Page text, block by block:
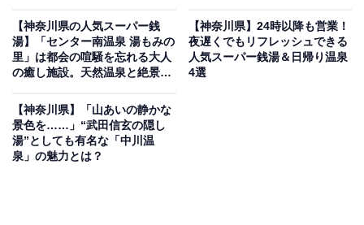
全館バリアフリー設計の施設で、ナトリウム-炭酸水素塩
泉の非常に濃い「黒湯」が自慢です。週替わりで交代す
る1・2階の浴場には温泉の露天風呂・源泉の水風呂・サ
ウナのほか、ミルキーバスやハイパワージェットバスも
完備しています。横浜市営地下鉄「弘明寺駅」より徒歩
3分の好立地で、平日・土日祝ともに550円です。
【神奈川県の人気スーパー銭
湯】「センター南温泉 湯もみの
里」は都会の喧騒を忘れる大人
の癒し施設。天然温泉と絶景足
【神奈川県】24時以降も営業！
夜遅くでもリフレッシュできる
人気スーパー銭湯＆日帰り温泉
4選
【神奈川県】「山あいの静かな
景色を……」“武田信玄の隠し
湯”としても有名な「中川温
泉」の魅力とは？